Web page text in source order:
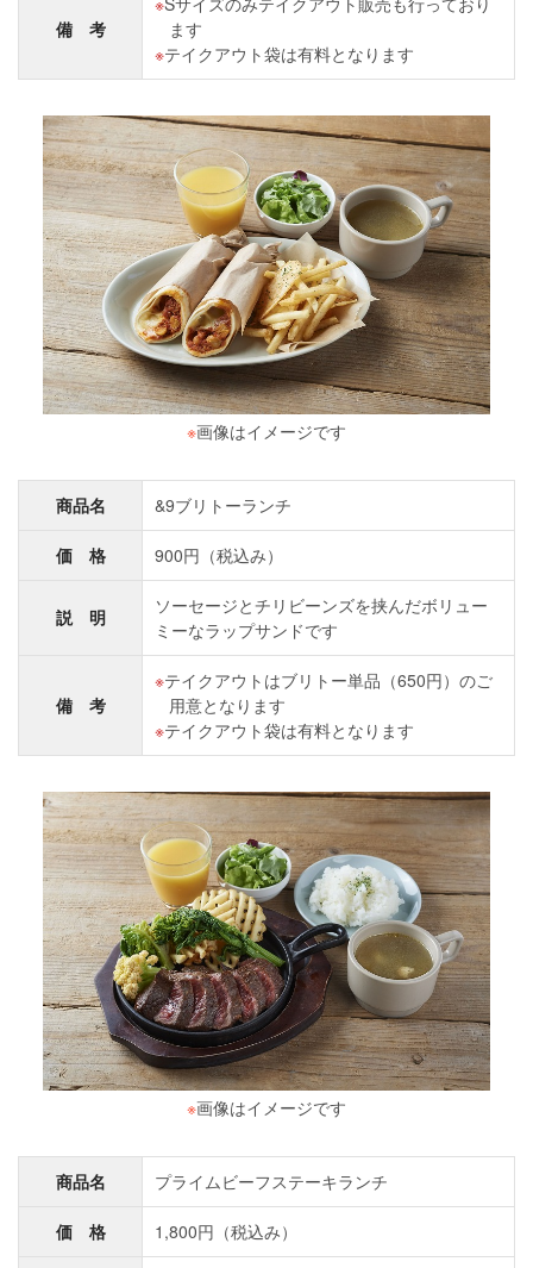
備 考
ます
テイクアウト袋は有料となります
※画像はイメージです
商品名 &9ブリトーランチ
価 格 900円（税込み）
説 明
ソーセージとチリビーンズを挟んだボリュー
ミーなラップサンドです
備 考
テイクアウトはブリトー単品（650円）のご
用意となります
テイクアウト袋は有料となります
※画像はイメージです
商品名 プライムビーフステーキランチ
価 格 1,800円（税込み）